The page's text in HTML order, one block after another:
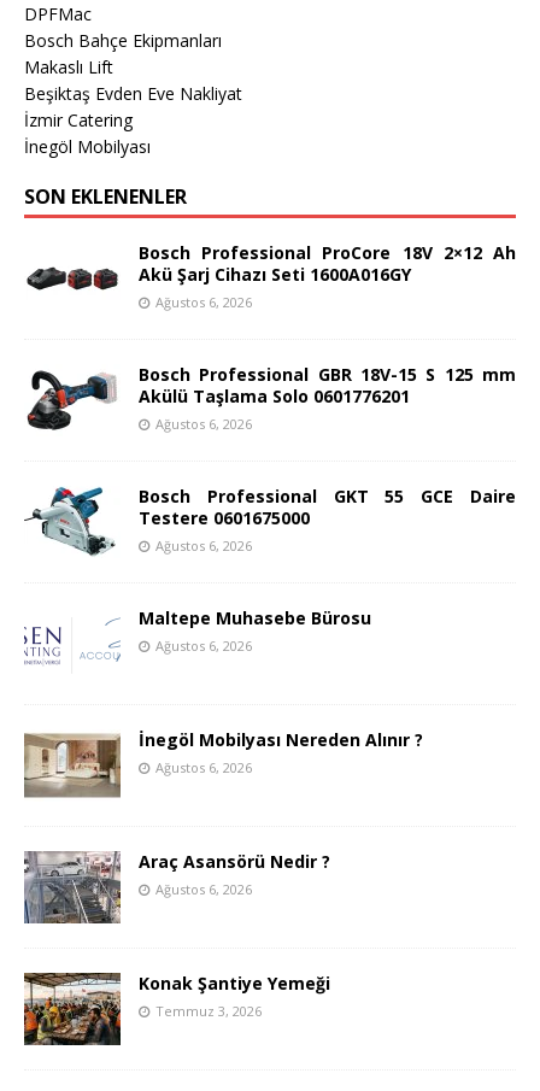
DPFMac
Bosch Bahçe Ekipmanları
Makaslı Lift
Beşiktaş Evden Eve Nakliyat
İzmir Catering
İnegöl Mobilyası
SON EKLENENLER
Bosch Professional ProCore 18V 2×12 Ah
Akü Şarj Cihazı Seti 1600A016GY
Ağustos 6, 2026
Bosch Professional GBR 18V-15 S 125 mm
Akülü Taşlama Solo 0601776201
Ağustos 6, 2026
Bosch Professional GKT 55 GCE Daire
Testere 0601675000
Ağustos 6, 2026
Maltepe Muhasebe Bürosu
Ağustos 6, 2026
İnegöl Mobilyası Nereden Alınır ?
Ağustos 6, 2026
Araç Asansörü Nedir ?
Ağustos 6, 2026
Konak Şantiye Yemeği
Temmuz 3, 2026